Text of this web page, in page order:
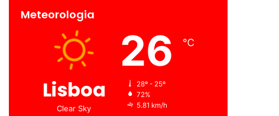
Meteorologia
Lisboa
Clear Sky
26 ℃
28º - 25º
72%
5.81 km/h